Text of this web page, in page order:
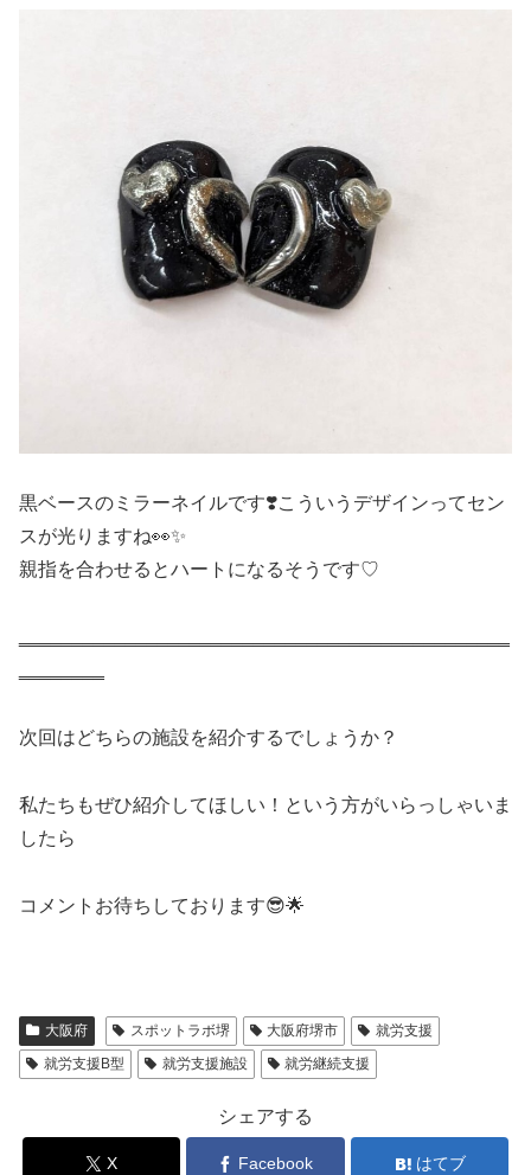
黒ベースのミラーネイルです❣️こういうデザインってセン
スが光りますね👀✨
親指を合わせるとハートになるそうです♡
次回はどちらの施設を紹介するでしょうか？
私たちもぜひ紹介してほしい！という方がいらっしゃいま
したら
コメントお待ちしております😎🌟
大阪府 スポットラボ堺 大阪府堺市
就労支援
就労支援B型
就労支援施設 就労継続支援
シェアする
X Facebook はてブ